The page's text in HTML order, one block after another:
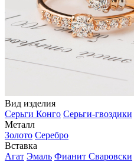
Вид изделия
Серьги Конго Серьги-гвоздики
Металл
Золото Серебро
Вставка
Агат Эмаль Фианит Сваровски